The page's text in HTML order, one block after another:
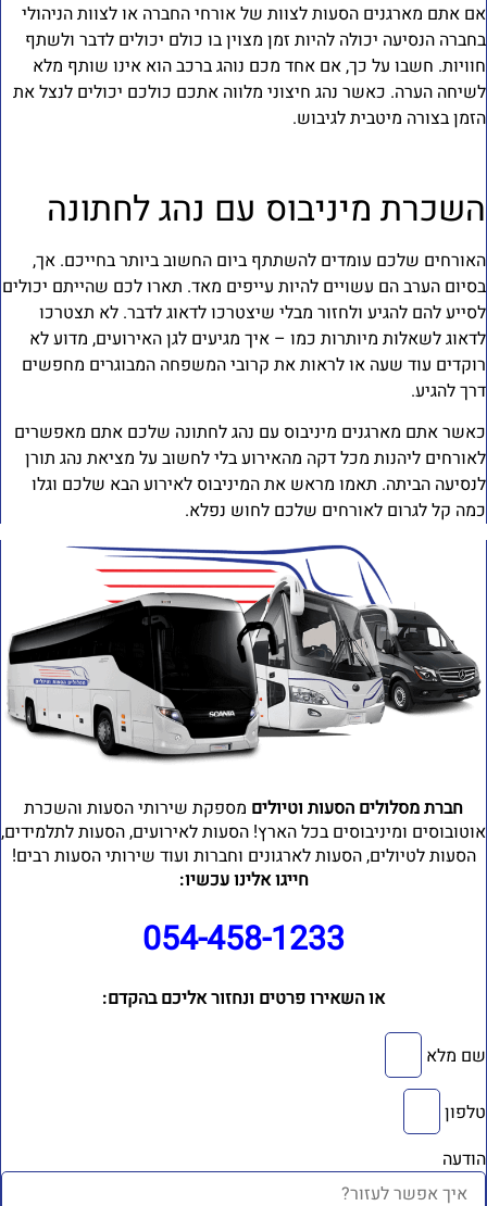
אתם מארגנים הסעות לצוות של אורחי החברה או לצוות הניהולי
הנסיעה יכולה להיות זמן מצוין בו כולם יכולים לדבר ולשתף
חשבו על כך, אם אחד מכם נוהג ברכב הוא אינו שותף מלא
הערה. כאשר נהג חיצוני מלווה אתכם כולכם יכולים לנצל את
בצורה מיטבית לגיבוש.
מיניבוס עם נהג לחתונה
שלכם עומדים להשתתף ביום החשוב ביותר בחייכם. אך,
הערב הם עשויים להיות עייפים מאד. תארו לכם שהייתם יכולים
להם להגיע ולחזור מבלי שיצטרכו לדאוג לדבר. לא תצטרכו
לשאלות מיותרות כמו – איך מגיעים לגן האירועים, מדוע לא
עוד שעה או לראות את קרובי המשפחה המבוגרים מחפשים
להגיע.
אתם מארגנים מיניבוס עם נהג לחתונה שלכם אתם מאפשרים
ליהנות מכל דקה מהאירוע בלי לחשוב על מציאת נהג תורן
הביתה. תאמו מראש את המיניבוס לאירוע הבא שלכם וגלו
קל לגרום לאורחים שלכם לחוש נפלא.
חברת מסלולים הסעות וטיוליםמספקת שירותי הסעות והשכרת
ומיניבוסים בכל הארץ! הסעות לאירועים, הסעות לתלמידים,
הסעות לטיולים, הסעות לארגונים וחברות ועוד שירותי הסעות רבים!
חייגו אלינו עכשיו:
054-458-1233⁩
או השאירו פרטים ונחזור אליכם בהקדם:
מלא